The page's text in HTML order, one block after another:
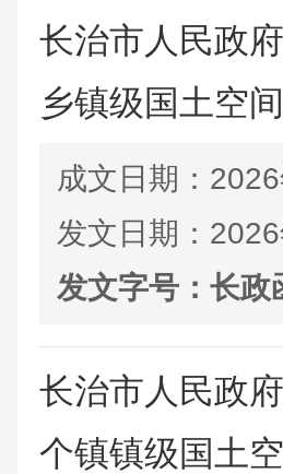
长治市人民政
乡镇级国土空
成文日期：
发文日期：
发文字号： 长政
长治市人民政
个镇镇级国土